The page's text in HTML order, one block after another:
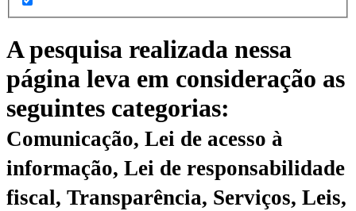
A pesquisa realizada nessa
página leva em consideração as
seguintes categorias:
Comunicação, Lei de acesso à
informação, Lei de responsabilidade
fiscal, Transparência, Serviços, Leis,